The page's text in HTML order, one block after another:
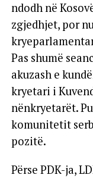
ndodh në
zgjedhjet, por
Pas shumë
akuzash e
kryetari i
nënkryetarët.
komunitetit
pozitë.
Përse PDK-ja,